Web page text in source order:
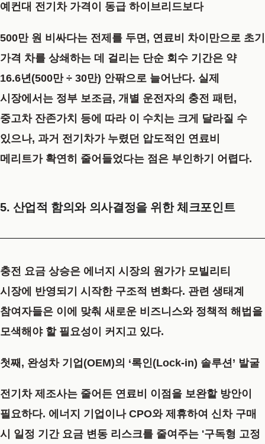
예컨대 전기차 가격이 동급 하이브리드보다
500만 원 비싸다는 전제를 두면, 연료비 차이만으로 초기
가격 차를 상쇄하는 데 걸리는 단순 회수 기간은 약
16.6년(500만 ÷ 30만) 안팎으로 늘어난다. 실제
시장에서는 정부 보조금, 개별 운전자의 충전 패턴,
중고차 잔존가치 등에 따라 이 수치는 크게 달라질 수
있으나, 과거 전기차가 누렸던 압도적인 연료비
메리트가 확연히 줄어들었다는 점은 부인하기 어렵다.
5. 산업적 함의와 의사결정을 위한 체크포인트
충전 요금 상승은 에너지 시장의 원가가 모빌리티
시장에 반영되기 시작한 구조적 변화다. 관련 생태계
참여자들은 이에 맞춰 새로운 비즈니스와 정책적 해법을
모색해야 할 필요성이 커지고 있다.
첫째, 완성차 기업(OEM)의 ‘록인(Lock-in) 솔루션’ 발굴
전기차 제조사는 줄어든 연료비 이점을 보완할 방안이
필요하다. 에너지 기업이나 CPO와 제휴하여 신차 구매
시 일정 기간 요금 변동 리스크를 줄여주는 '구독형 고정